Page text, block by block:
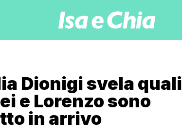
Dionigi svela quali
e Lorenzo sono
in arrivo